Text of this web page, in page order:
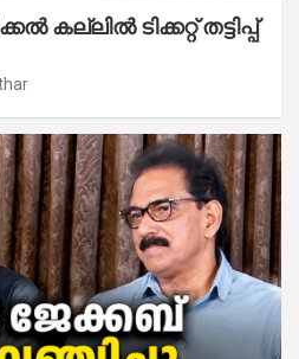
കല്ലിൽ ടിക്കറ്റ് തട്ടിപ്പ്